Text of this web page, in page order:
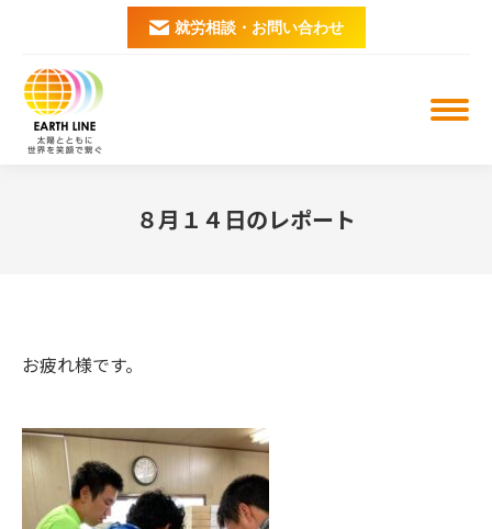
就労相談・お問い合わせ
８月１４日のレポート
お疲れ様です。